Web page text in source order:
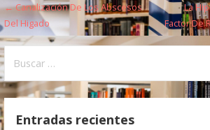
N
a
v
e
← Canalización De Los Abscesos
Del Higado
La
Factor De
s
Entradas recientes